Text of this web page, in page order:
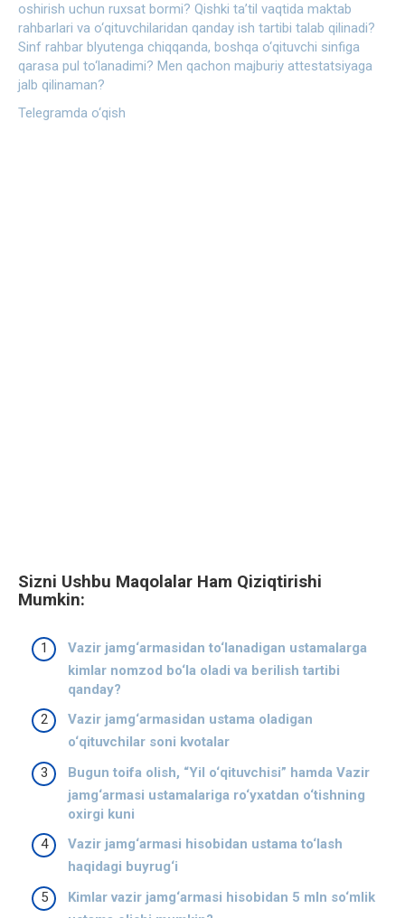
oshirish uchun ruxsat bormi? Qishki taʼtil vaqtida maktab
rahbarlari va o‘qituvchilaridan qanday ish tartibi talab qilinadi?
Sinf rahbar blyutenga chiqqanda, boshqa o‘qituvchi sinfiga
qarasa pul to‘lanadimi? Men qachon majburiy attestatsiyaga
jalb qilinaman?
Telegramda o‘qish
Sizni Ushbu Maqolalar Ham Qiziqtirishi
Mumkin:
Vazir jamg‘armasidan to‘lanadigan ustamalarga
kimlar nomzod bo‘la oladi va berilish tartibi
qanday?
Vazir jamg‘armasidan ustama oladigan
o‘qituvchilar soni kvotalar
Bugun toifa olish, “Yil o‘qituvchisi” hamda Vazir
jamg‘armasi ustamalariga ro‘yxatdan o‘tishning
oxirgi kuni
Vazir jamg‘armasi hisobidan ustama to‘lash
haqidagi buyrug‘i
Kimlar vazir jamg‘armasi hisobidan 5 mln so‘mlik